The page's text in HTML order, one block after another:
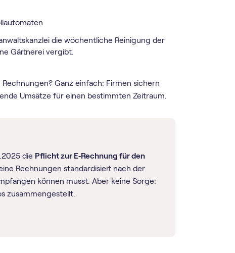
die wöchentliche Reinigung der
Gärtnerei vergibt.
Ganz einfach: Firmen sichern
Umsätze für einen bestimmten Zeitraum.
die Pflicht zur E‑Rechnung für den
Rechnungen standardisiert nach der
können musst. Aber keine Sorge:
zusammengestellt.